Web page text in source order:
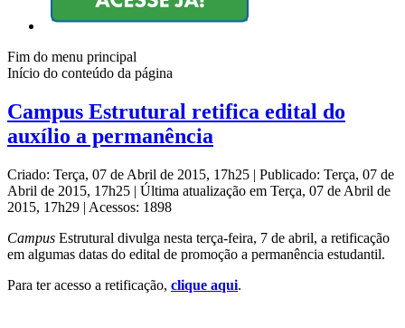
Fim do menu principal
Início do conteúdo da página
Campus Estrutural retifica edital do
auxílio a permanência
Criado: Terça, 07 de Abril de 2015, 17h25 | Publicado: Terça, 07 de
Abril de 2015, 17h25 | Última atualização em Terça, 07 de Abril de
2015, 17h29 | Acessos: 1898
Campus Estrutural divulga nesta terça-feira, 7 de abril, a retificação
em algumas datas do edital de promoção a permanência estudantil.
Para ter acesso a retificação, clique aqui.